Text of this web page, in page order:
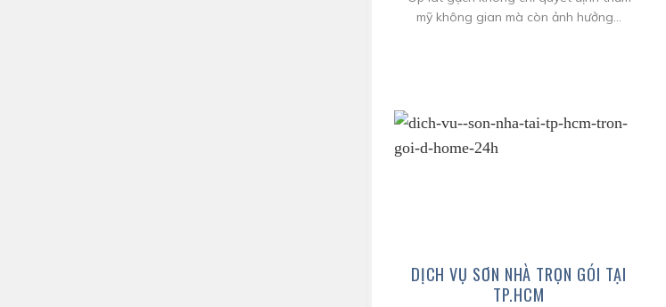
mỹ không gian mà còn ảnh hưởng...
DỊCH VỤ SƠN NHÀ TRỌN GÓI TẠI
TP.HCM